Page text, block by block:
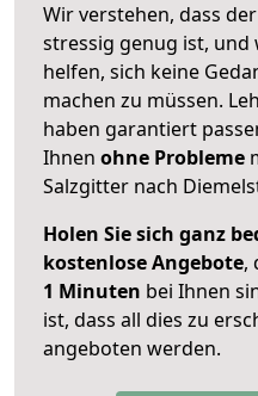
Wir verstehen, dass
stressig genug ist, und
helfen, sich keine
machen zu müssen.
haben garantiert
Ihnen ohne Probleme
Salzgitter nach
Holen Sie sich ganz
kostenlose Angebote,
1 Minuten bei Ihnen
ist, dass all dies zu
angeboten werden.